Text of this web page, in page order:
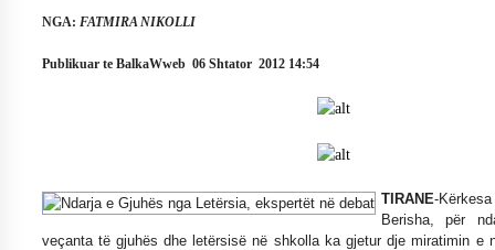
26/05/2026
Gazeta Kallarati nr. 117
Mbi kockat e martirëve ngrihet Atdheu
NGA: FATMIRA NIKOLLI
Publikuar te BalkaWweb 06 Shtator 2012 14:54
TIRANE-
Berisha, për
veçanta të gjuhës dhe letërsisë në shkolla ka gjetur dje miratimin e